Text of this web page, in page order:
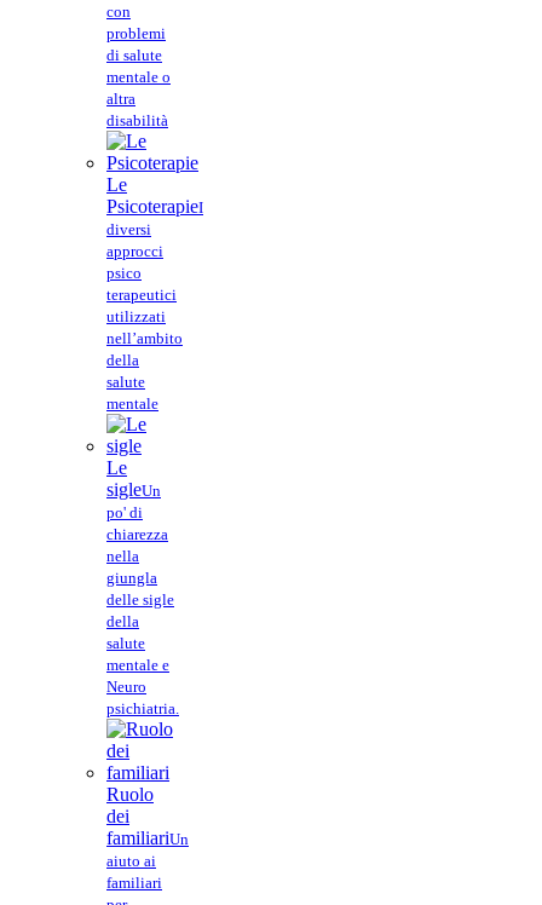
con
problemi
di salute
mentale o
altra
disabilità
Le
PsicoterapieI
diversi
approcci
psico
terapeutici
utilizzati
nell’ambito
della
salute
mentale
Le
sigleUn
po' di
chiarezza
nella
giungla
delle sigle
della
salute
mentale e
Neuro
psichiatria.
Ruolo
dei
familiariUn
aiuto ai
familiari